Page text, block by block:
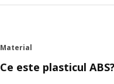
Material
Ce este plasticul ABS?